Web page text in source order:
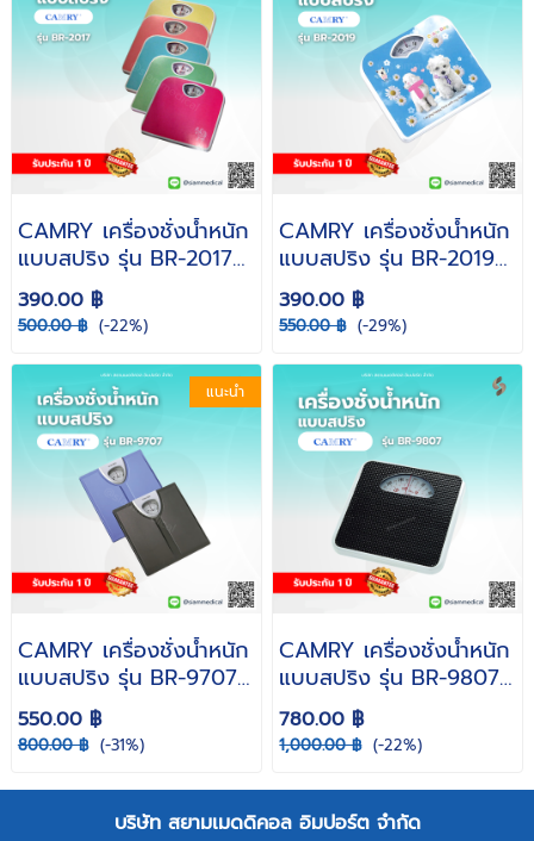
CAMRY เครื่องชั่งน้ำหนัก
แบบสปริง รุ่น BR-2017
พิกัดกำลัง 130 Kg (คละ
สี)
390.00 ฿
500.00 ฿ (-22%)
CAMRY เครื่องชั่งน้ำหนัก
แบบสปริง รุ่น BR-2019
พิกัด 130 Kg (คละลาย)
390.00 ฿
550.00 ฿ (-29%)
แนะนำ
CAMRY เครื่องชั่งน้ำหนัก
แบบสปริง รุ่น BR-9707
พิกัด 120 กก ( คละสี ฟ้า
/ ดำ )
550.00 ฿
800.00 ฿ (-31%)
CAMRY เครื่องชั่งน้ำหนัก
แบบสปริง รุ่น BR-9807
พิกัด 136 kg. (คละสี ฟ้า
/ เทาดำ )
780.00 ฿
1,000.00 ฿ (-22%)
บริษัท สยามเมดดิคอล อิมปอร์ต จำกัด